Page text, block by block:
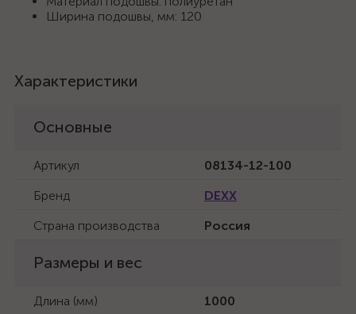
Ширина подошвы, мм: 120
Характеристики
Основные
Артикул
08134-12-100
Бренд
DEXX
Страна производства
Россия
Размеры и вес
Длина (мм)
1000